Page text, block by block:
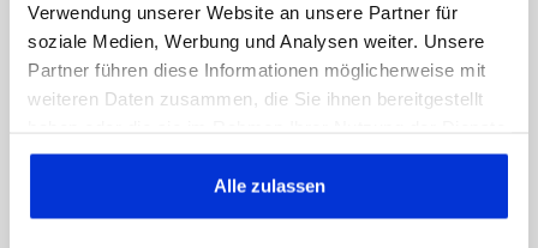
Verwendung unserer Website an unsere Partner für
soziale Medien, Werbung und Analysen weiter. Unsere
Partner führen diese Informationen möglicherweise mit
weiteren Daten zusammen, die Sie ihnen bereitgestellt
gesammelt haben. Dies gilt auch für Gesundheitsdaten,
die gegebenenfalls für die Kursdurchführung erhoben
werden.
Alle zulassen